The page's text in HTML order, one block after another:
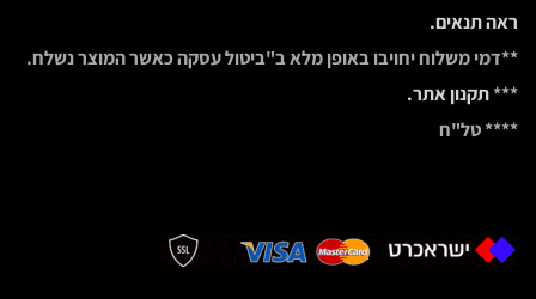
ראה תנאים.
**דמי משלוח יחויבו באופן מלא ב"ביטול עסקה כאשר המוצר נשלח.
***תקנון אתר.
**** טל"ח